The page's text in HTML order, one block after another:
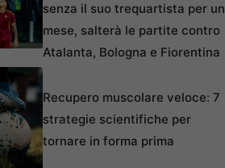
senza il suo trequartista per un
mese, salterà le partite contro
Atalanta, Bologna e Fiorentina
Recupero muscolare veloce: 7
strategie scientifiche per
tornare in forma prima